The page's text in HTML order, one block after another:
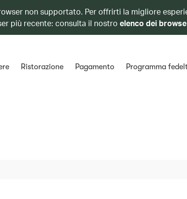
non supportato. Per offrirti la migliore
più recente: consulta il nostro elenco dei
Ristorazione Pagamento Programma